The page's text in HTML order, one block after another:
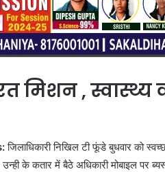
मिशन ,
जिलाधिकारी निखिल टी फूंडे बुधवार को
के कतार में बैठे अधिकारी मोबाइल पर